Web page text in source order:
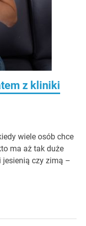
z kliniki
wiele osób chce
ma aż tak duże
czy zimą –